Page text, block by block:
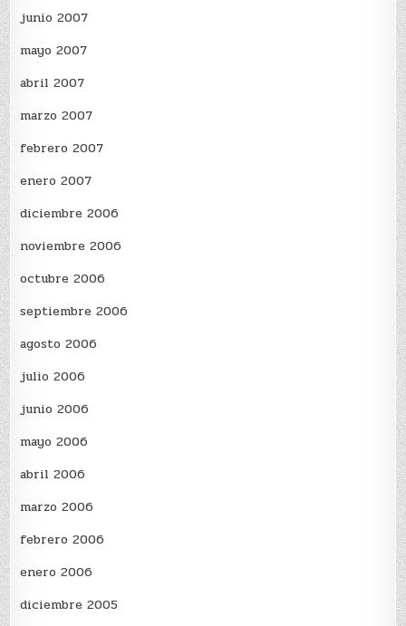
junio 2007
mayo 2007
abril 2007
marzo 2007
febrero 2007
enero 2007
diciembre 2006
noviembre 2006
octubre 2006
septiembre 2006
agosto 2006
julio 2006
junio 2006
mayo 2006
abril 2006
marzo 2006
febrero 2006
enero 2006
diciembre 2005